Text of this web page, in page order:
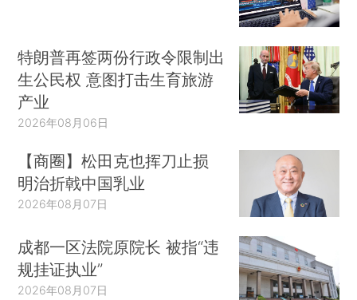
特朗普再签两份行政令限制出
生公民权 意图打击生育旅游
产业
2026年08月06日
【商圈】松田克也挥刀止损
明治折戟中国乳业
2026年08月07日
成都一区法院原院长 被指“违
规挂证执业”
2026年08月07日